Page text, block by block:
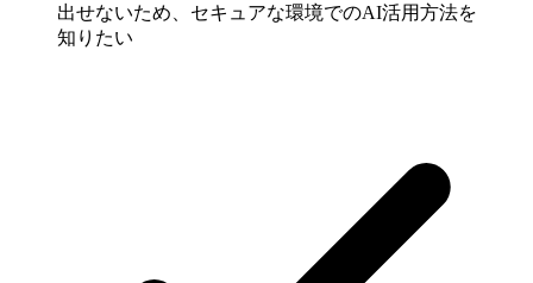
出せないため、 セキュアな環境でのAI活用方法を
知りたい